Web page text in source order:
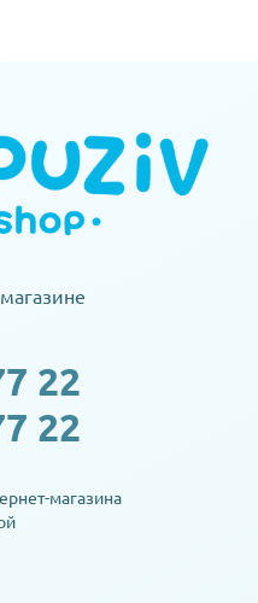
22
22
магазина